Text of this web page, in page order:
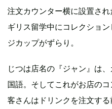
注文カウンター横に設置さ
ギリス留学中にコレクショ
ジカップがずらり。
じつは店名の『ジャン』は
国語。そしてこれがお店の
客さんはドリンクを注文す